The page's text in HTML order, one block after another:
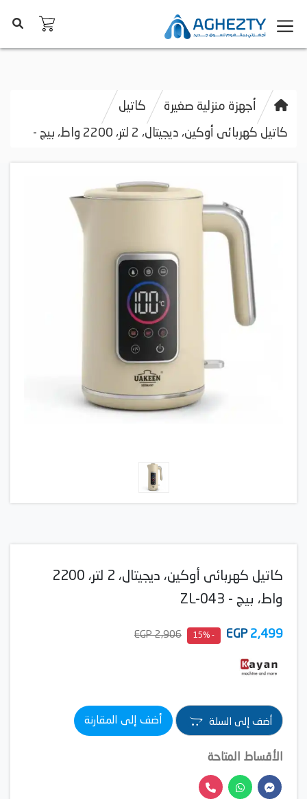
أجهزة منزلية صغيرة كاتيل
كاتيل كهربائى أوكين، ديجيتال، 2 لتر، 2200 واط، بيج -
كاتيل كهربائى أوكين، ديجيتال، 2 لتر، 2200
واط، بيج - ZL-043
2,499
EGP
- 15%
2,906 EGP
أضف إلى السلة أضف إلى المقارنة
الأقساط المتاحة